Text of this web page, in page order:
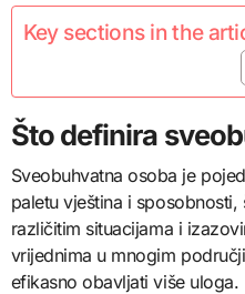
Key sections in the
Što definira
Sveobuhvatna osoba je
paletu vještina i
različitim situacijama i
vrijednima u mnogim
efikasno obavljati više uloga.